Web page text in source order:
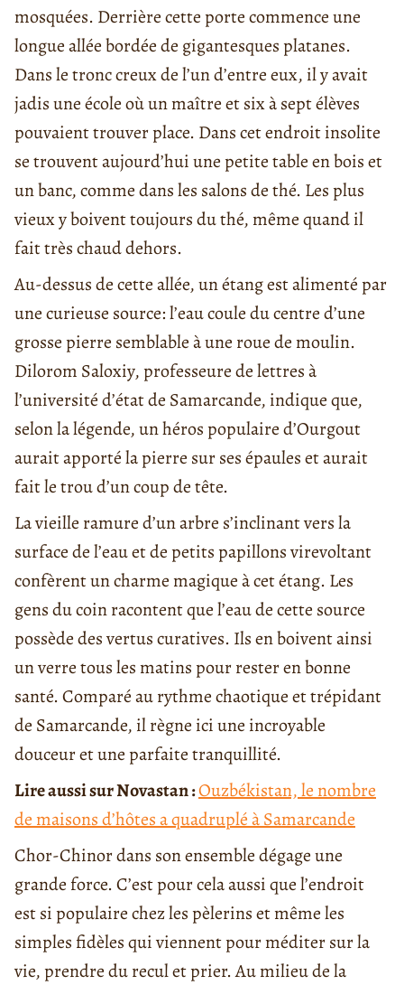
mosquées. Derrière cette porte commence une
longue allée bordée de gigantesques platanes.
Dans le tronc creux de l’un d’entre eux, il y avait
jadis une école où un maître et six à sept élèves
pouvaient trouver place. Dans cet endroit insolite
se trouvent aujourd’hui une petite table en bois et
un banc, comme dans les salons de thé. Les plus
vieux y boivent toujours du thé, même quand il
fait très chaud dehors.
Au-dessus de cette allée, un étang est alimenté par
une curieuse source: l’eau coule du centre d’une
grosse pierre semblable à une roue de moulin.
Dilorom Saloxiy, professeure de lettres à
l’université d’état de Samarcande, indique que,
selon la légende, un héros populaire d’Ourgout
aurait apporté la pierre sur ses épaules et aurait
fait le trou d’un coup de tête.
La vieille ramure d’un arbre s’inclinant vers la
surface de l’eau et de petits papillons virevoltant
confèrent un charme magique à cet étang. Les
gens du coin racontent que l’eau de cette source
possède des vertus curatives. Ils en boivent ainsi
un verre tous les matins pour rester en bonne
santé. Comparé au rythme chaotique et trépidant
de Samarcande, il règne ici une incroyable
douceur et une parfaite tranquillité.
Lire aussi sur Novastan :Ouzbékistan, le nombre
de maisons d’hôtes a quadruplé à Samarcande
Chor-Chinor dans son ensemble dégage une
grande force. C’est pour cela aussi que l’endroit
est si populaire chez les pèlerins et même les
simples fidèles qui viennent pour méditer sur la
vie, prendre du recul et prier. Au milieu de la